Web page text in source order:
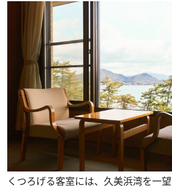
くつろげる客室には、久美浜湾を一望